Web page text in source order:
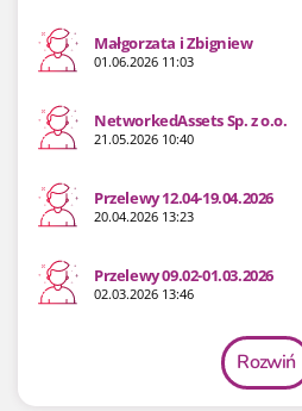
Małgorzata i Zbigniew
01.06.2026 11:03
NetworkedAssets Sp. z o.o.
21.05.2026 10:40
Przelewy 12.04-19.04.2026
20.04.2026 13:23
Przelewy 09.02-01.03.2026
02.03.2026 13:46
Rozwiń